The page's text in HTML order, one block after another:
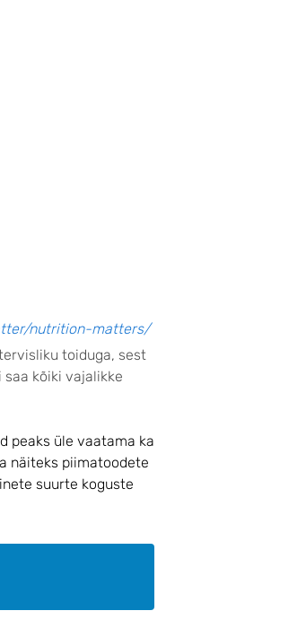
nutrition-matters/
toiduga, sest
kõiki vajalikke
peaks üle vaatama ka
näiteks piimatoodete
suurte koguste